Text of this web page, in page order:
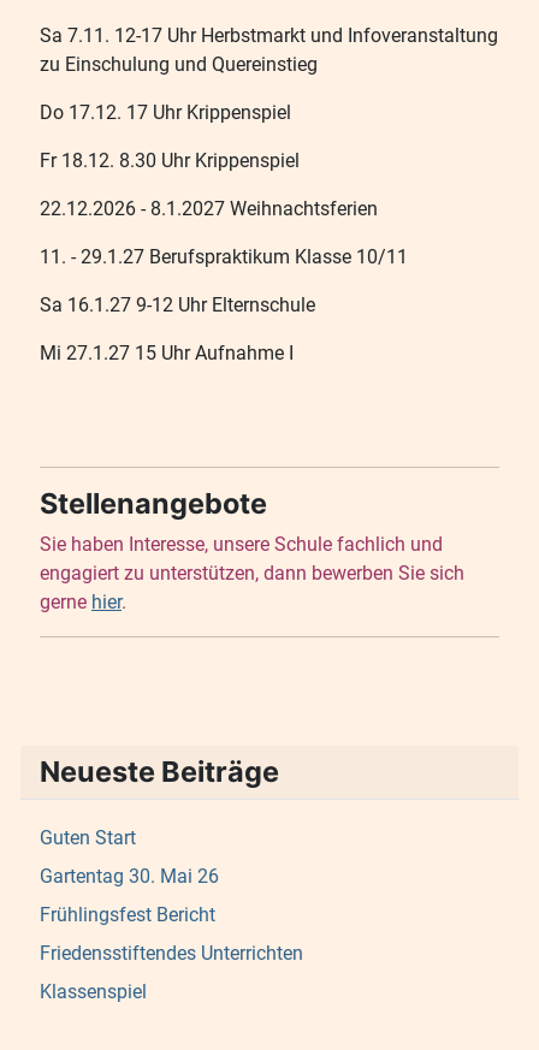
Sa 7.11. 12-17 Uhr Herbstmarkt und Infoveranstaltung
zu Einschulung und Quereinstieg
Do 17.12. 17 Uhr Krippenspiel
Fr 18.12. 8.30 Uhr Krippenspiel
22.12.2026 - 8.1.2027 Weihnachtsferien
11. - 29.1.27 Berufspraktikum Klasse 10/11
Sa 16.1.27 9-12 Uhr Elternschule
Mi 27.1.27 15 Uhr Aufnahme I
Stellenangebote
Sie haben Interesse, unsere Schule fachlich und
engagiert zu unterstützen, dann bewerben Sie sich
gerne hier.
Neueste Beiträge
Guten Start
Gartentag 30. Mai 26
Frühlingsfest Bericht
Friedensstiftendes Unterrichten
Klassenspiel